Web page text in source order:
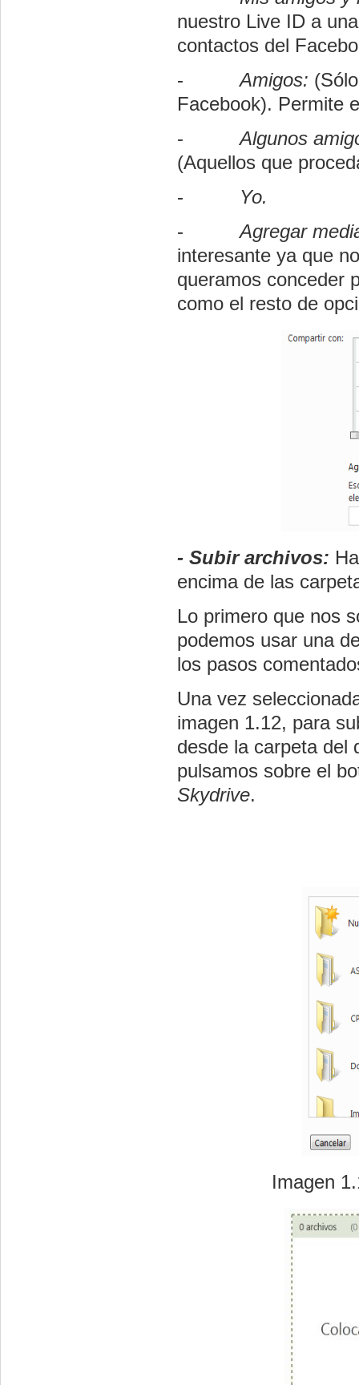
nuestro Live ID a
contactos del
-
Amigos:
Facebook). Permite
-
Algunos
(Aquellos que
-
Yo.
-
Agregar
interesante ya que
queramos conceder
como el resto de
- Subir archivos:
encima de las
Lo primero que nos
podemos usar una
los pasos
Una vez
imagen 1.12, para
desde la carpeta del
pulsamos sobre el
Skydrive.
Imagen